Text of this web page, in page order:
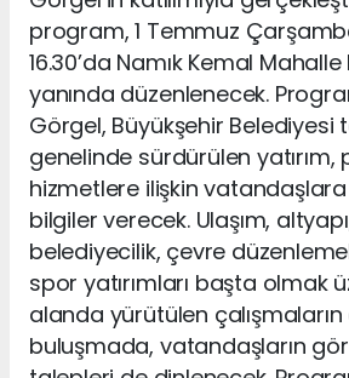
program, 1 Temmuz
16.30’da Namık Kemal Mahalle
yanında düzenlenecek.
Görgel, Büyükşehir Belediyesi
genelinde sürdürülen yatırım,
hizmetlere ilişkin
bilgiler verecek. Ulaşım,
belediyecilik, çevre
spor yatırımları başta olmak
alanda yürütülen çalışmaların
buluşmada, vatandaşların